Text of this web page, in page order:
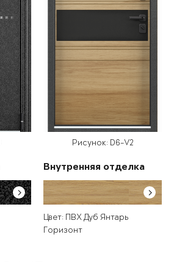
Рисунок: D6-V2
Внутренняя отделка
Цвет: ПВХ Дуб Янтарь
Горизонт